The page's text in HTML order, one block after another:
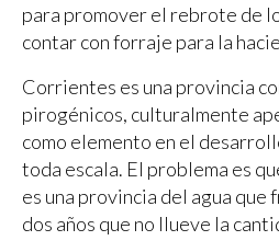
para promover el rebrote de
contar con forraje para la
Corrientes es una provincia
pirogénicos, culturalmente
como elemento en el
toda escala. El problema es
es una provincia del agua que
dos años que no llueve la